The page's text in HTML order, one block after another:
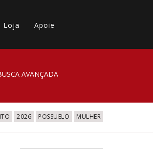
Loja Apoie
AVANÇADA
2026 POSSUELO MULHER